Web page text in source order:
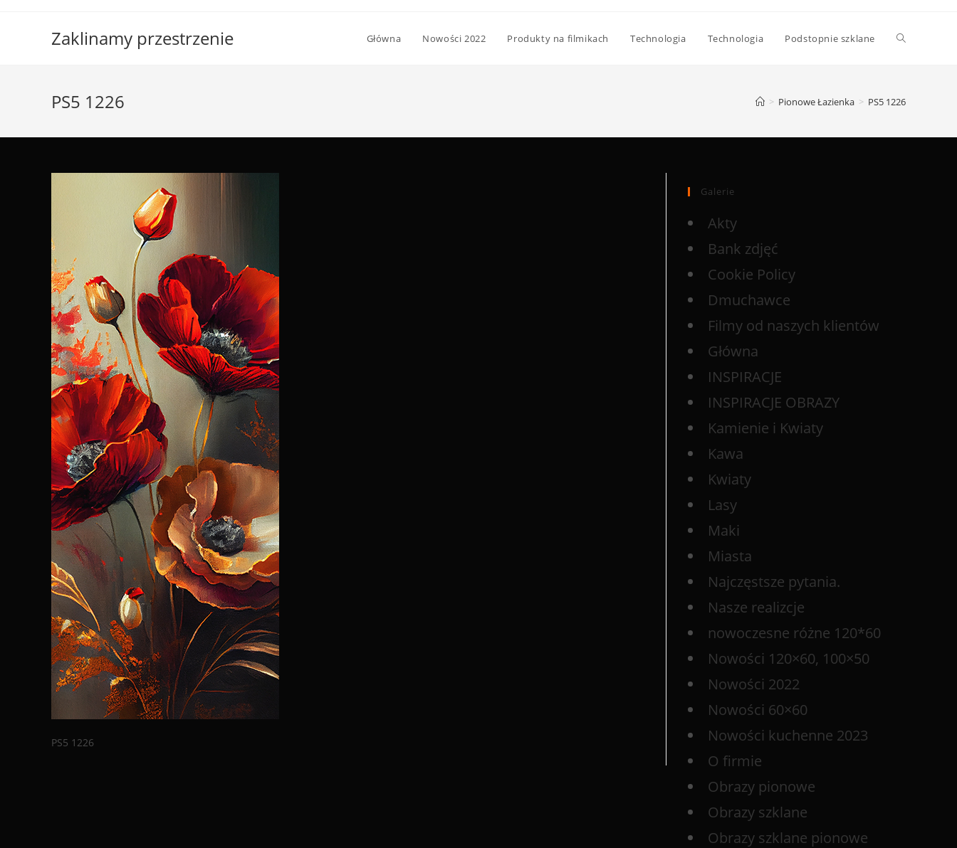
Zaklinamy przestrzenie Główna Nowości 2022 Produkty na filmikach Technologia Technologia Podstopnie szklane
PS5 1226 > Pionowe Łazienka > PS5 1226
PS5 1226
Galerie
Akty
Bank zdjęć
Cookie Policy
Dmuchawce
Filmy od naszych klientów
Główna
INSPIRACJE
INSPIRACJE OBRAZY
Kamienie i Kwiaty
Kawa
Kwiaty
Lasy
Maki
Miasta
Najczęstsze pytania.
Nasze realizcje
nowoczesne różne 120*60
Nowości 120×60, 100×50
Nowości 2022
Nowości 60×60
Nowości kuchenne 2023
O firmie
Obrazy pionowe
Obrazy szklane
Obrazy szklane pionowe